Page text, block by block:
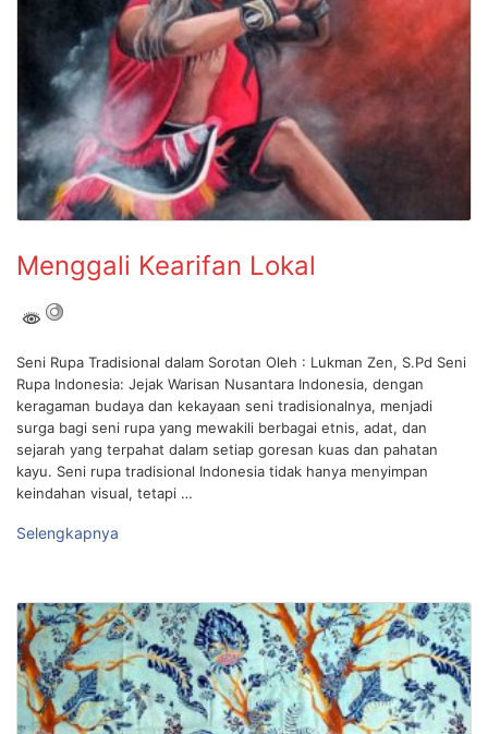
Menggali Kearifan Lokal
Seni Rupa Tradisional dalam Sorotan Oleh : Lukman Zen, S.Pd Seni
Rupa Indonesia: Jejak Warisan Nusantara Indonesia, dengan
keragaman budaya dan kekayaan seni tradisionalnya, menjadi
surga bagi seni rupa yang mewakili berbagai etnis, adat, dan
sejarah yang terpahat dalam setiap goresan kuas dan pahatan
kayu. Seni rupa tradisional Indonesia tidak hanya menyimpan
keindahan visual, tetapi …
Selengkapnya